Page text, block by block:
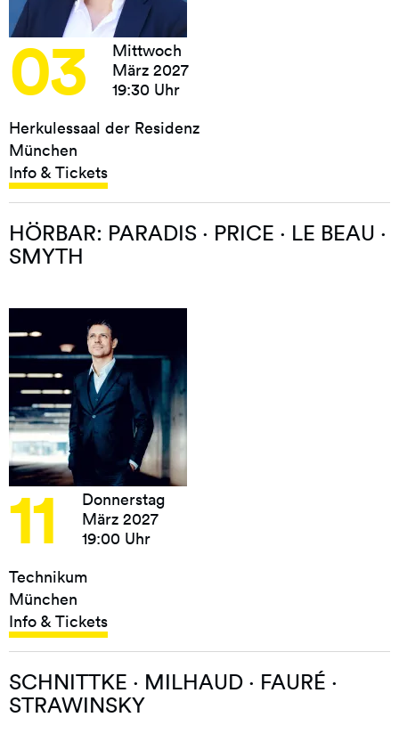
03
Mittwoch
März 2027
19:30 Uhr
Herkulessaal der Residenz
München
Info & Tickets
HÖRBAR: PARADIS · PRICE · LE BEAU ·
SMYTH
11
Donnerstag
März 2027
19:00 Uhr
Technikum
München
Info & Tickets
SCHNITTKE · MILHAUD · FAURÉ ·
STRAWINSKY